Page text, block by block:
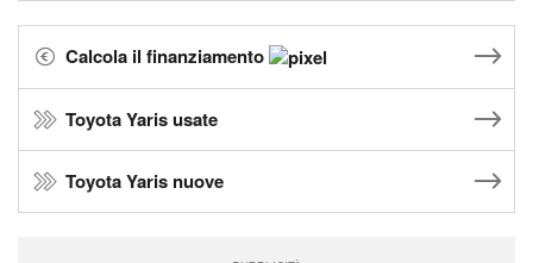
Calcola il finanziamento
Toyota Yaris usate
Toyota Yaris nuove